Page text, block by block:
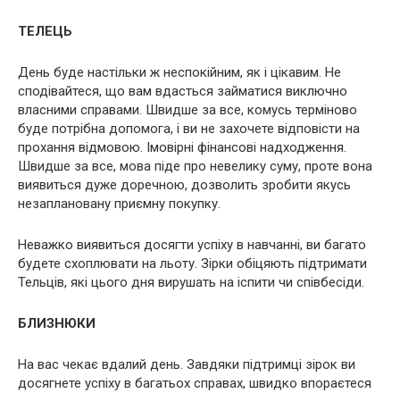
ТЕЛЕЦЬ
День буде настільки ж неспокійним, як і цікавим. Не
сподівайтеся, що вам вдасться займатися виключно
власними справами. Швидше за все, комусь терміново
буде потрібна допомога, і ви не захочете відповісти на
прохання відмовою. Імовірні фінансові надходження.
Швидше за все, мова піде про невелику суму, проте вона
виявиться дуже доречною, дозволить зробити якусь
незаплановану приємну покупку.
Неважко виявиться досягти успіху в навчанні, ви багато
будете схоплювати на льоту. Зірки обіцяють підтримати
Тельців, які цього дня вирушать на іспити чи співбесіди.
БЛИЗНЮКИ
На вас чекає вдалий день. Завдяки підтримці зірок ви
досягнете успіху в багатьох справах, швидко впораєтеся